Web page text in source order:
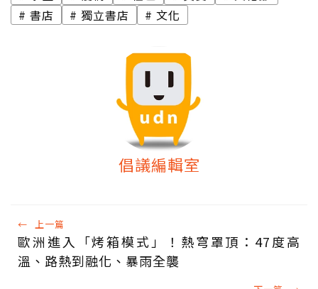
書店
獨立書店 文化
倡議編輯室
← 上一篇
歐洲進入「烤箱模式」！熱穹罩頂：47度高
溫、路熱到融化、暴雨全襲